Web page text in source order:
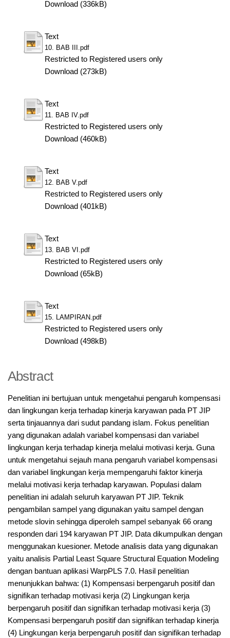
Download (336kB)
Text
10. BAB III.pdf
Restricted to Registered users only
Download (273kB)
Text
11. BAB IV.pdf
Restricted to Registered users only
Download (460kB)
Text
12. BAB V.pdf
Restricted to Registered users only
Download (401kB)
Text
13. BAB VI.pdf
Restricted to Registered users only
Download (65kB)
Text
15. LAMPIRAN.pdf
Restricted to Registered users only
Download (498kB)
Abstract
Penelitian ini bertujuan untuk mengetahui pengaruh kompensasi
dan lingkungan kerja terhadap kinerja karyawan pada PT JIP
serta tinjauannya dari sudut pandang islam. Fokus penelitian
yang digunakan adalah variabel kompensasi dan variabel
lingkungan kerja terhadap kinerja melalui motivasi kerja. Guna
untuk mengetahui sejauh mana pengaruh variabel kompensasi
dan variabel lingkungan kerja mempengaruhi faktor kinerja
melalui motivasi kerja terhadap karyawan. Populasi dalam
penelitian ini adalah seluruh karyawan PT JIP. Teknik
pengambilan sampel yang digunakan yaitu sampel dengan
metode slovin sehingga diperoleh sampel sebanyak 66 orang
responden dari 194 karyawan PT JIP. Data dikumpulkan dengan
menggunakan kuesioner. Metode analisis data yang digunakan
yaitu analisis Partial Least Square Structural Equation Modeling
dengan bantuan aplikasi WarpPLS 7.0. Hasil penelitian
menunjukkan bahwa: (1) Kompensasi berpengaruh positif dan
signifikan terhadap motivasi kerja (2) Lingkungan kerja
berpengaruh positif dan signifikan terhadap motivasi kerja (3)
Kompensasi berpengaruh positif dan signifikan terhadap kinerja
(4) Lingkungan kerja berpengaruh positif dan signifikan terhadap